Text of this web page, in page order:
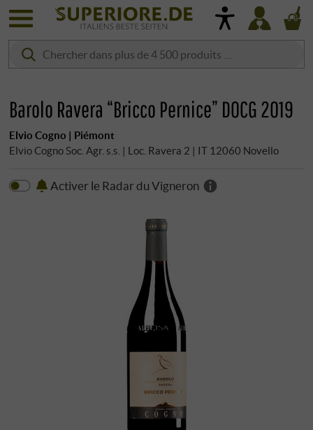
Barolo Ravera “Bricco Pernice” DOCG 2019
Elvio Cogno | Piémont
Elvio Cogno Soc. Agr. s.s. | Loc. Ravera 2 | IT 12060 Novello
Activer le Radar du Vigneron